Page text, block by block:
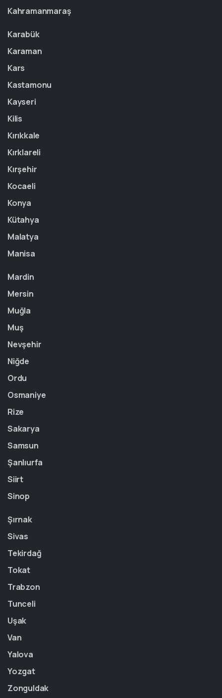
Kahramanmaraş
Karabük
Karaman
Kars
Kastamonu
Kayseri
Kilis
Kırıkkale
Kırklareli
Kırşehir
Kocaeli
Konya
Kütahya
Malatya
Manisa
Mardin
Mersin
Muğla
Muş
Nevşehir
Niğde
Ordu
Osmaniye
Rize
Sakarya
Samsun
Şanlıurfa
Siirt
Sinop
Şırnak
Sivas
Tekirdağ
Tokat
Trabzon
Tunceli
Uşak
Van
Yalova
Yozgat
Zonguldak